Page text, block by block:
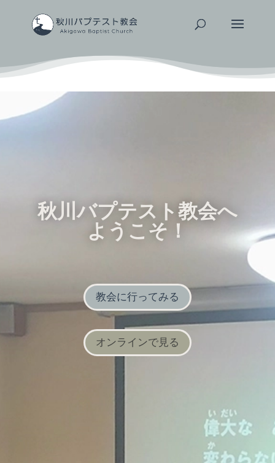
秋川バプテスト教会へ
ようこそ！
教会に行ってみる
オンラインで見る